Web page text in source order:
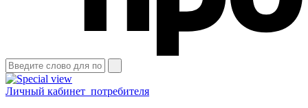
Личный кабинет потребителя